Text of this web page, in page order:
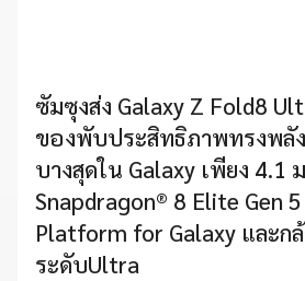
ซัมซุงส่ง Galaxy Z Fold8
ของพับประสิทธิภาพทรงพลั
บางสุดใน Galaxy เพียง 4.1
Snapdragon® 8 Elite Gen
Platform for Galaxy และก
ระดับUltra